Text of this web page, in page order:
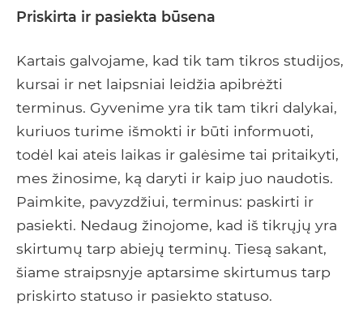
Facebook Google+Tumblr
Priskirta ir pasiekta būsena
Kartais galvojame, kad tik tam tikros studijos,
kursai ir net laipsniai leidžia apibrėžti
terminus. Gyvenime yra tik tam tikri dalykai,
kuriuos turime išmokti ir būti informuoti,
todėl kai ateis laikas ir galėsime tai pritaikyti,
mes žinosime, ką daryti ir kaip juo naudotis.
Paimkite, pavyzdžiui, terminus: paskirti ir
pasiekti. Nedaug žinojome, kad iš tikrųjų yra
skirtumų tarp abiejų terminų. Tiesą sakant,
šiame straipsnyje aptarsime skirtumus tarp
priskirto statuso ir pasiekto statuso.